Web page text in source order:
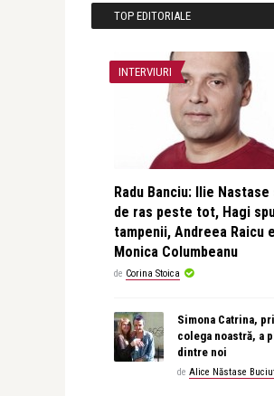
TOP EDITORIALE
INTERVIURI
Radu Banciu: Ilie
de ras peste tot, Hagi
tampenii, Andreea Raicu
Monica Columbeanu
de Corina Stoica
Simona Catrina,
colega noastră, a
dintre noi
de Alice Năstase